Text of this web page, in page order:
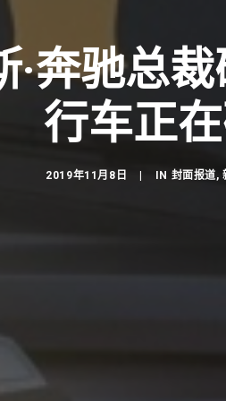
·奔驰总
行车正
2019年11月8日 IN 封面报道,